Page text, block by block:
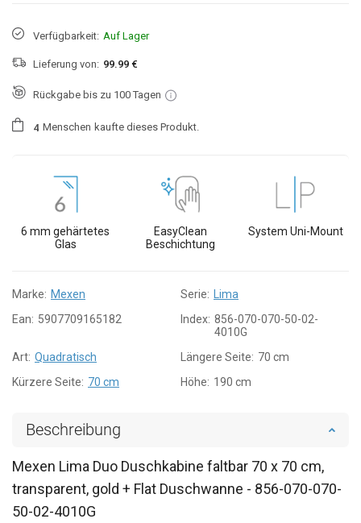
Verfügbarkeit: Auf Lager
Lieferung von: 99.99 €
Rückgabe bis zu 100 Tagen
4 Menschen kaufte dieses Produkt.
6 mm gehärtetes
Glas
EasyClean
Beschichtung
System Uni-Mount
Marke: Mexen Serie:
Lima
Ean: 5907709165182 Index: 856-070-070-50-02-
4010G
Art: Quadratisch Längere Seite: 70 cm
Kürzere Seite: 70 cm Höhe: 190 cm
Beschreibung
Mexen Lima Duo Duschkabine faltbar 70 x 70 cm,
transparent, gold + Flat Duschwanne - 856-070-070-
50-02-4010G